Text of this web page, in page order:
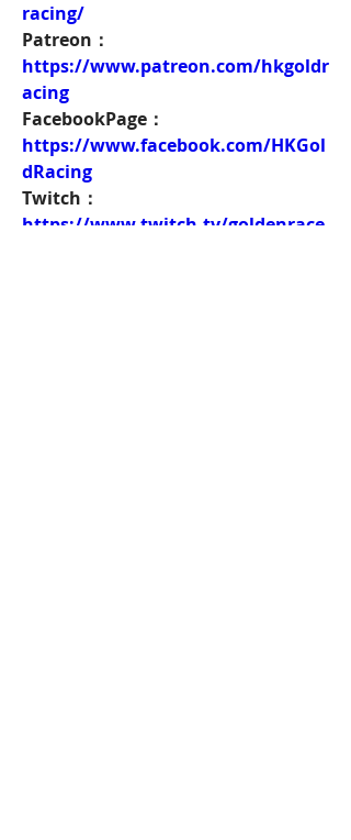
racing/
Patreon：
https://www.patreon.com/hkgoldr
acing
FacebookPage：
https://www.facebook.com/HKGol
dRacing
Twitch：
https://www.twitch.tv/goldenrace